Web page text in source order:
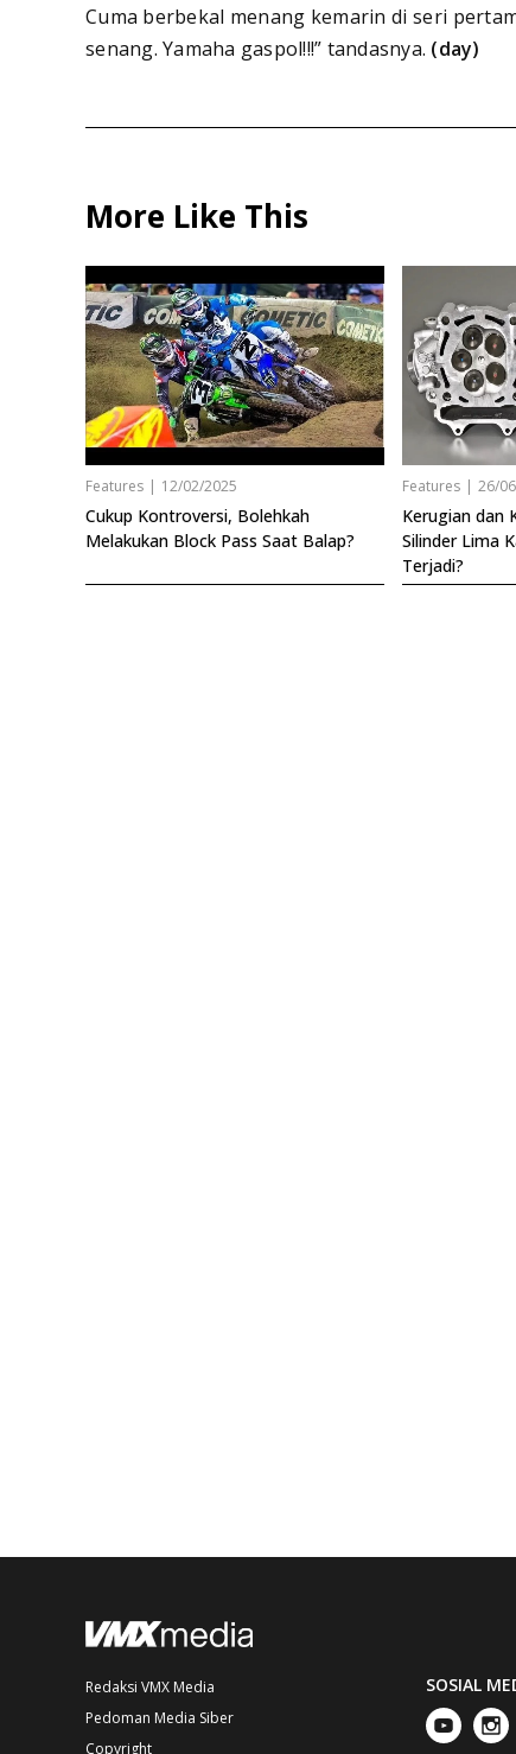
Cuma berbekal menang kemarin di seri
senang. Yamaha gaspol!!!” tandasnya. (day)
More Like This
Features | 12/02/2025
Cukup Kontroversi, Bolehkah
Melakukan Block Pass Saat Balap?
Features | 26/
Kerugian dan
Silinder Lima
Terjadi?
Redaksi VMX Media
Pedoman Media Siber
Copyright
SOSIAL